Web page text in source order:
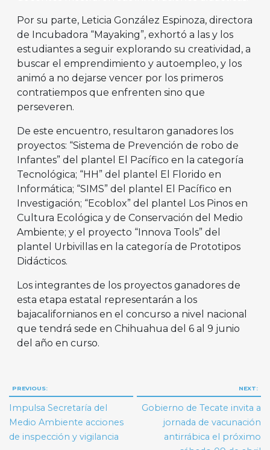
Por su parte, Leticia González Espinoza, directora
de Incubadora “Mayaking”, exhortó a las y los
estudiantes a seguir explorando su creatividad, a
buscar el emprendimiento y autoempleo, y los
animó a no dejarse vencer por los primeros
contratiempos que enfrenten sino que
perseveren.
De este encuentro, resultaron ganadores los
proyectos: “Sistema de Prevención de robo de
Infantes” del plantel El Pacífico en la categoría
Tecnológica; “HH” del plantel El Florido en
Informática; “SIMS” del plantel El Pacífico en
Investigación; “Ecoblox” del plantel Los Pinos en
Cultura Ecológica y de Conservación del Medio
Ambiente; y el proyecto “Innova Tools” del
plantel Urbivillas en la categoría de Prototipos
Didácticos.
Los integrantes de los proyectos ganadores de
esta etapa estatal representarán a los
bajacalifornianos en el concurso a nivel nacional
que tendrá sede en Chihuahua del 6 al 9 junio
del año en curso.
Navegación
de
entradas
PREVIOUS:
Impulsa Secretaría del
Medio Ambiente acciones
de inspección y vigilancia
NEXT:
Gobierno de Tecate invita a
jornada de vacunación
antirrábica el próximo